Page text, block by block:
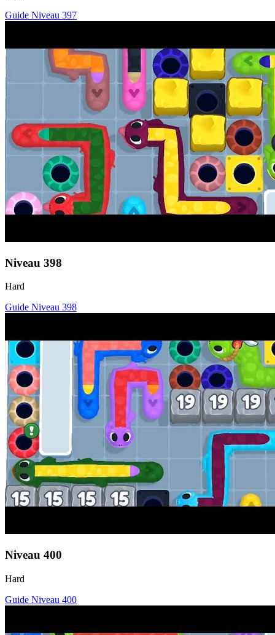
Guide Niveau 397
Niveau 398
Hard
Guide Niveau 398
Niveau 400
Hard
Guide Niveau 400